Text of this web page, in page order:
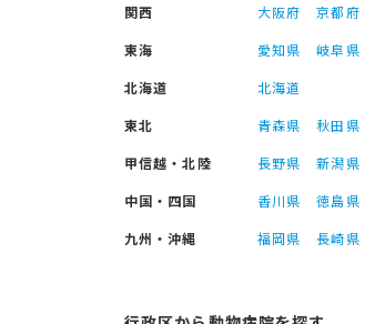
関西
大阪府 京都府
東海
愛知県 岐阜県
北海道
北海道
東北
青森県 秋田県
甲信越・北陸
長野県 新潟県
中国・四国
香川県 徳島県
九州・沖縄
福岡県 長崎県